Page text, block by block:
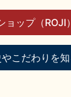
地酒蔵元会
ョップ（ROJI
こだわりを知